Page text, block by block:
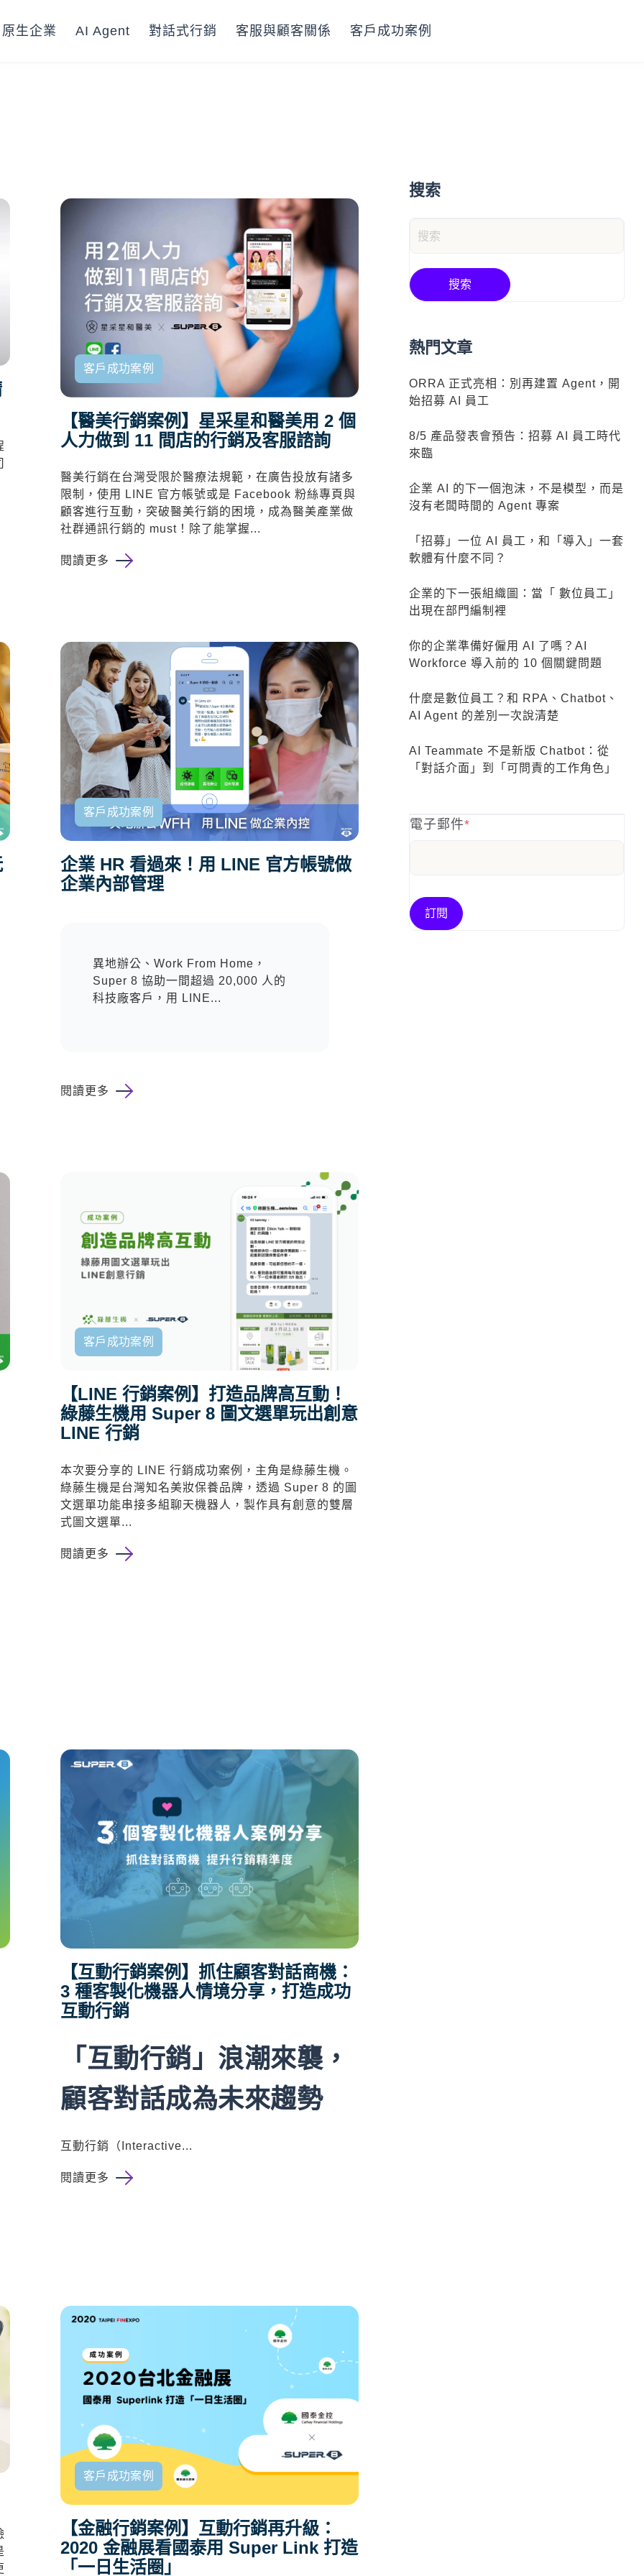
生企業 AI Agent 對話式行銷 客服與顧客關係 客戶成功案例
客戶成功案例
【醫美行銷案例】星采星和醫美用 2 個
人力做到 11 間店的行銷及客服諮詢
醫美行銷在台灣受限於醫療法規範，在廣告投放有諸多
限制，使用 LINE 官方帳號或是 Facebook 粉絲專頁與
顧客進行互動，突破醫美行銷的困境，成為醫美產業做
社群通訊行銷的 must！除了能掌握...
閱讀更多
客戶成功案例
企業 HR 看過來！用 LINE 官方帳號做
企業內部管理
異地辦公、Work From Home，
Super 8 協助一間超過 20,000 人的
科技廠客戶，用 LINE...
閱讀更多
客戶成功案例
【LINE 行銷案例】打造品牌高互動！
綠藤生機用 Super 8 圖文選單玩出創意
LINE 行銷
本次要分享的 LINE 行銷成功案例，主角是綠藤生機。
綠藤生機是台灣知名美妝保養品牌，透過 Super 8 的 圖
文選單功能串接多組聊天機器人，製作具有創意的雙層
式圖文選單...
閱讀更多
【互動行銷案例】抓住顧客對話商機：
3 種客製化機器人情境分享，打造成功
互動行銷
「互動行銷」浪潮來襲，
顧客對話成為未來趨勢
互動行銷（Interactive...
閱讀更多
客戶成功案例
【金融行銷案例】互動行銷再升級：
2020 金融展看國泰用 Super Link 打造
「一日生活圈」
搜索
搜索
熱門文章
ORRA 正式亮相：別再建置 Agent，開
始招募 AI 員工
8/5 產品發表會預告：招募 AI 員工時代
來臨
企業 AI 的下一個泡沫，不是模型，而是
沒有老闆時間的 Agent 專案
「招募」一位 AI 員工，和「導入」一套
軟體有什麼不同？
企業的下一張組織圖：當「 數位員工」
出現在部門編制裡
你的企業準備好僱用 AI 了嗎？AI
Workforce 導入前的 10 個關鍵問題
什麼是數位員工？和 RPA、Chatbot、
AI Agent 的差別一次說清楚
AI Teammate 不是新版 Chatbot：從
「對話介面」到「可問責的工作角色」
電子郵件*